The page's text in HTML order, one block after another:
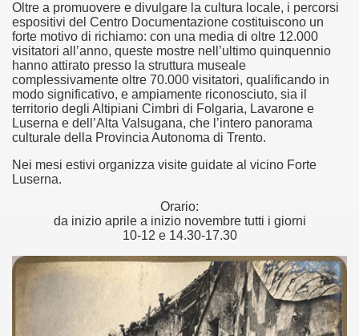
Oltre a promuovere e divulgare la cultura locale, i percorsi
espositivi del Centro Documentazione costituiscono un
forte motivo di richiamo: con una media di oltre 12.000
visitatori all’anno, queste mostre nell’ultimo quinquennio
hanno attirato presso la struttura museale
complessivamente oltre 70.000 visitatori, qualificando in
modo significativo, e ampiamente riconosciuto, sia il
territorio degli Altipiani Cimbri di Folgaria, Lavarone e
Luserna e dell’Alta Valsugana, che l’intero panorama
culturale della Provincia Autonoma di Trento.
Nei mesi estivi organizza visite guidate al vicino Forte
Luserna.
Orario:
da inizio aprile a inizio novembre tutti i giorni
10-12 e 14.30-17.30
del mese di Giugno 2013.